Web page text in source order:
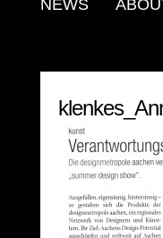
NEWS